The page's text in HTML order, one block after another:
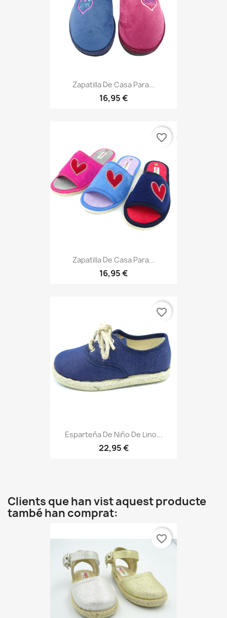
Zapatilla De Casa Para...
16,95 €
Zapatilla De Casa Para...
16,95 €
favorite_border
Esparteña De Niño De Lino...
22,95 €
favorite_border
Clients que han vist aquest producte
també han comprat:
favorite_border